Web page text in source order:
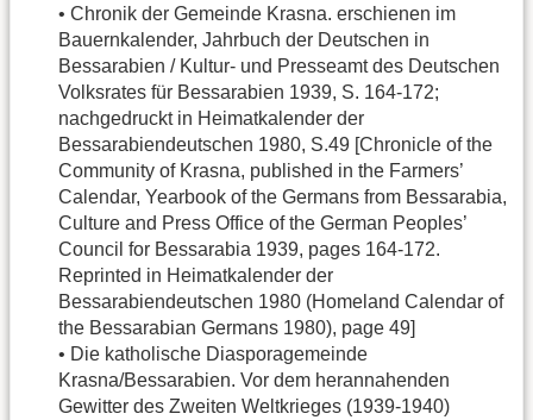
• Chronik der Gemeinde Krasna. erschienen im
Bauernkalender, Jahrbuch der Deutschen in
Bessarabien / Kultur- und Presseamt des Deutschen
Volksrates für Bessarabien 1939, S. 164-172;
nachgedruckt in Heimatkalender der
Bessarabiendeutschen 1980, S.49 [Chronicle of the
Community of Krasna, published in the Farmers’
Calendar, Yearbook of the Germans from Bessarabia,
Culture and Press Office of the German Peoples’
Council for Bessarabia 1939, pages 164-172.
Reprinted in Heimatkalender der
Bessarabiendeutschen 1980 (Homeland Calendar of
the Bessarabian Germans 1980), page 49]
• Die katholische Diasporagemeinde
Krasna/Bessarabien. Vor dem herannahenden
Gewitter des Zweiten Weltkrieges (1939-1940)